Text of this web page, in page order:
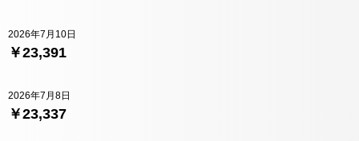
￥23,391
2026年7月10日
￥23,337
2026年7月8日